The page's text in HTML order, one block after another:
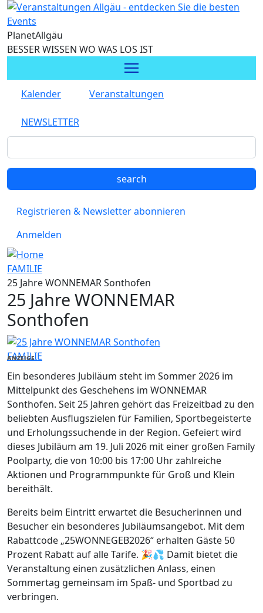
Direkt zum Inhalt
PlanetAllgäu
BESSER WISSEN WO WAS LOS IST
Kalender Veranstaltungen
NEWSLETTER
Registrieren & Newsletter abonnieren
Anmelden
FAMILIE
25 Jahre WONNEMAR Sonthofen
25 Jahre WONNEMAR
Sonthofen
FAMILIE
ANZEIGE
Ein besonderes Jubiläum steht im Sommer 2026 im
Mittelpunkt des Geschehens im WONNEMAR
Sonthofen. Seit 25 Jahren gehört das Freizeitbad zu den
beliebten Ausflugszielen für Familien, Sportbegeisterte
und Erholungssuchende in der Region. Gefeiert wird
dieses Jubiläum am 19. Juli 2026 mit einer großen Family
Poolparty, die von 10:00 bis 17:00 Uhr zahlreiche
Aktionen und Programmpunkte für Groß und Klein
bereithält.
Bereits beim Eintritt erwartet die Besucherinnen und
Besucher ein besonderes Jubiläumsangebot. Mit dem
Rabattcode „25WONNEGEB2026“ erhalten Gäste 50
Prozent Rabatt auf alle Tarife. 🎉💦 Damit bietet die
Veranstaltung einen zusätzlichen Anlass, einen
Sommertag gemeinsam im Spaß- und Sportbad zu
verbringen.